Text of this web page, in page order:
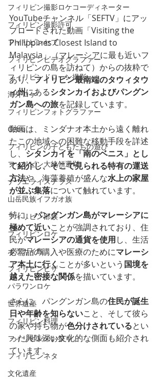
フィリピン撮影ロケコーディネーター
フィリピン撮影許可
フィリピンセブ
フィリピンビデオグラファー
フィリピンドローン撮影
海外ロケ
フィリピンフォトグラファー
Cebu
フィリピンの子どもたちの遊び
フィリピン大統領選挙
ナウエライステラス
山岳民族イフガオ族
フィリピン部族
フィリピンロケ
ボラカイ島
フィリピンビザ
パラワンロケ
世界遺産
フィリピン料理
フィリピンのお祭り
フィリピンネタ
文化遺産
YouTubeチャンネル「SEFTV」にアッ
プロードされた動画「Visiting the
Philippines Closest Island to
Malaysia」（マレーシアに最も近いフ
ィリピンの島を訪ねて）からの抜粋で
あり、フィリピン最南端のタウィタウ
ィ州にあるシタンカイおよびパングン
ガン島への旅を記録しています。
動画は、ミンダナオ本土から遠く離れ
たこの地域への困難な移動手段を詳述
し、シタンカイを「南のベニス」とし
て紹介し、そこで見られる特有の運送
方法や、海藻養殖が盛んな水上の家屋
が並ぶ集落について触れています。
特に、パングンガン島がマレーシアに
極めて近いことが強調されており、住
民がマレーシアの通貨を使用し、生活
必需品の購入や医療のためにマレーシ
ア本土に行くことが多いという 国境を
越えた密接な関係を描いています。
さらに、パングンガン島の住民が誕生
日や年齢を知らないこと、そして彼ら
の家や持ち物が色分けされているとい
った興味深い文化的な側面も紹介され
ています。